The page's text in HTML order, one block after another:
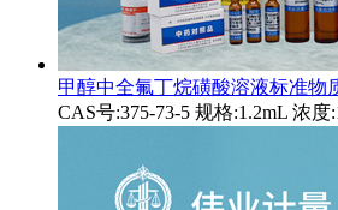
甲醇中全氟丁烷磺酸溶液标准物
CAS号:375-73-5 规格:1.2mL 浓度